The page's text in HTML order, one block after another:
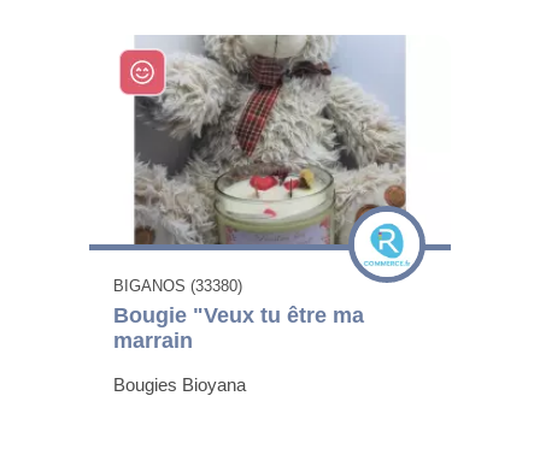
BIGANOS (33380)
Bougie "Veux tu être ma
marrain
Bougies Bioyana